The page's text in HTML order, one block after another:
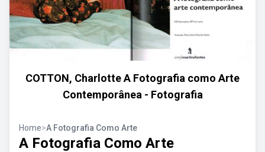
COTTON, Charlotte A Fotografia como Arte
Contemporânea - Fotografia
Home>A Fotografia Como Arte
A Fotografia Como Arte